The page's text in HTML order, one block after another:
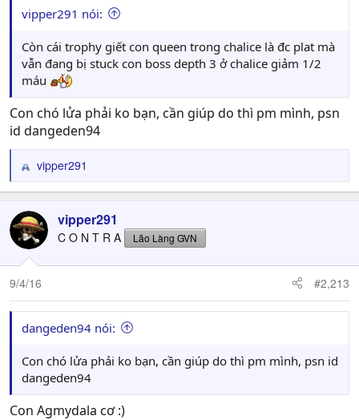
vipper291 nói:
Còn cái trophy giết con queen trong chalice là đc plat mà
vẫn đang bị stuck con boss depth 3 ở chalice giảm 1/2
máu
Con chó lửa phải ko bạn, cần giúp do thì pm mình, psn
id dangeden94
R
e
c
t
i
o
n
s
:
vipper291
vipper291
C O N T R A Lão Làng GVN
9/4/16 #2,213
dangeden94 nói:
Con chó lửa phải ko bạn, cần giúp do thì pm mình, psn id
dangeden94
Con Agmydala cơ :)